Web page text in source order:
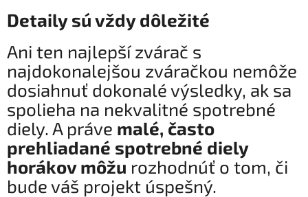
Detaily sú vždy dôležité
Ani ten najlepší zvárač s
najdokonalejšou zváračkou nemôže
dosiahnuť dokonalé výsledky, ak sa
spolieha na nekvalitné spotrebné
diely. A práve malé, často
prehliadané spotrebné diely
horákov môžu rozhodnúť o tom, či
bude váš projekt úspešný.